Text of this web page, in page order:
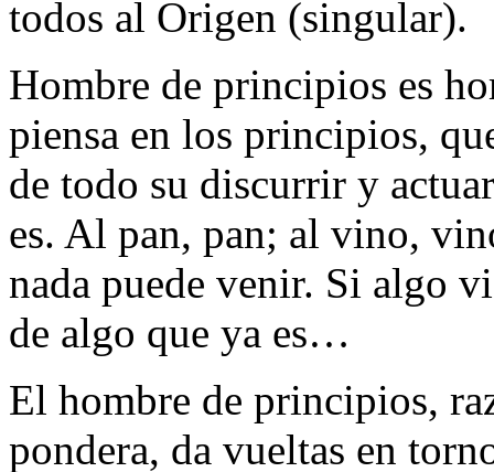
todos al Origen (singular).
Hombre de principios es
piensa en los principios,
de todo su discurrir y
es. Al pan, pan; al vino,
nada puede venir. Si algo
de algo que ya es…
El hombre de principios,
pondera, da vueltas en